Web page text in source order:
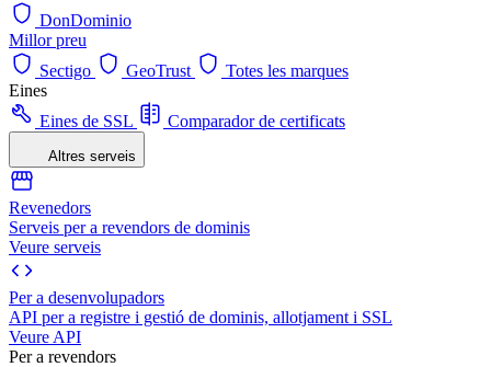
DonDominio
Millor preu
Sectigo
GeoTrust
Totes les marques
Eines
Eines de SSL
Comparador de certificats
Altres serveis
Revenedors
Serveis per a revendors de dominis
Veure serveis
Per a desenvolupadors
API per a registre i gestió de dominis, allotjament i SSL
Veure API
Per a revendors